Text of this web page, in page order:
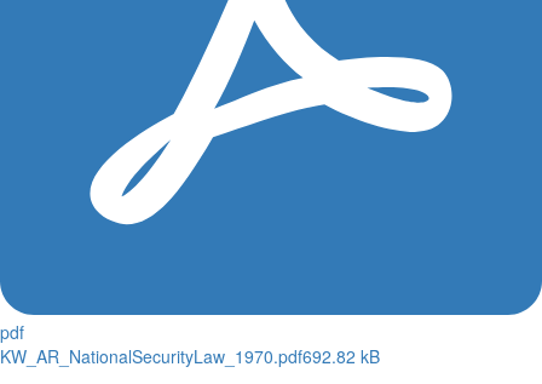
pdf
KW_AR_NationalSecurityLaw_1970.pdf692.82 kB